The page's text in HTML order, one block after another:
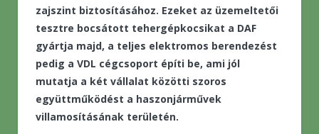
zajszint biztosításához. Ezeket az üzemeltetői
tesztre bocsátott tehergépkocsikat a DAF
gyártja majd, a teljes elektromos berendezést
pedig a VDL cégcsoport építi be, ami jól
mutatja a két vállalat közötti szoros
együttműködést a haszonjárművek
villamosításának területén.